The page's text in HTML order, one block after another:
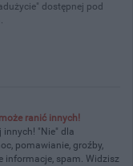
dostępnej pod
ranić innych!
innych! "Nie" dla
pomawianie, groźby,
informacje, spam. Widzisz